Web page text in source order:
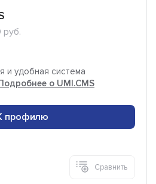
и удобная система
о UMI.CMS
профилю
Сравнить